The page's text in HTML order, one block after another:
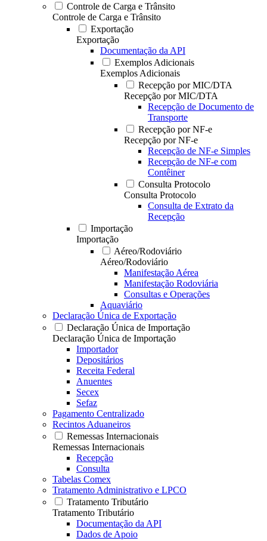
Controle de Carga e Trânsito
Controle de Carga e Trânsito
Exportação
Exportação
Documentação da API
Exemplos Adicionais
Exemplos Adicionais
Recepção por MIC/DTA
Recepção por MIC/DTA
Recepção de Documento de
Transporte
Recepção por NF-e
Recepção por NF-e
Recepção de NF-e Simples
Recepção de NF-e com
Contêiner
Consulta Protocolo
Consulta Protocolo
Consulta de Extrato da
Recepção
Importação
Importação
Aéreo/Rodoviário
Aéreo/Rodoviário
Manifestação Aérea
Manifestação Rodoviária
Consultas e Operações
Aquaviário
Declaração Única de Exportação
Declaração Única de Importação
Declaração Única de Importação
Importador
Depositários
Receita Federal
Anuentes
Secex
Sefaz
Pagamento Centralizado
Recintos Aduaneiros
Remessas Internacionais
Remessas Internacionais
Recepção
Consulta
Tabelas Comex
Tratamento Administrativo e LPCO
Tratamento Tributário
Tratamento Tributário
Documentação da API
Dados de Apoio